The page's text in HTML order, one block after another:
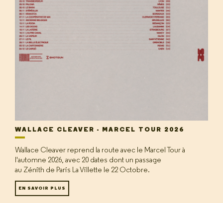
WALLACE CLEAVER - MARCEL TOUR 2026
Wallace Cleaver reprend la route avec le Marcel Tour à
l'automne 2026, avec 20 dates dont un passage
au Zénith de Paris La Villette le 22 Octobre.
EN SAVOIR PLUS